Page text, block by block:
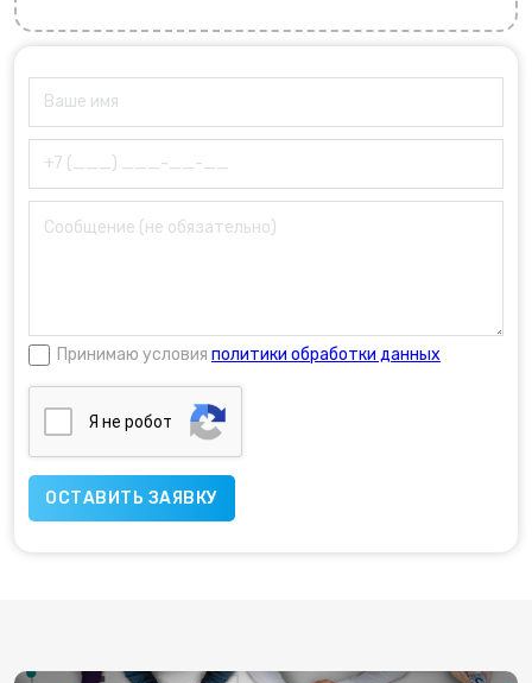
Принимаю условия политики обработки данных
Я нe poбoт